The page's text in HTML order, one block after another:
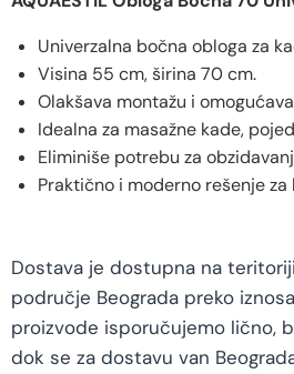
Univerzalna bočna obloga za
Visina 55 cm, širina 70 cm.
Olakšava montažu i
Idealna za masažne kade,
Eliminiše potrebu za
Praktično i moderno rešenje za
Dostava je dostupna na
područje Beograda preko
proizvode isporučujemo lično,
dok se za dostavu van